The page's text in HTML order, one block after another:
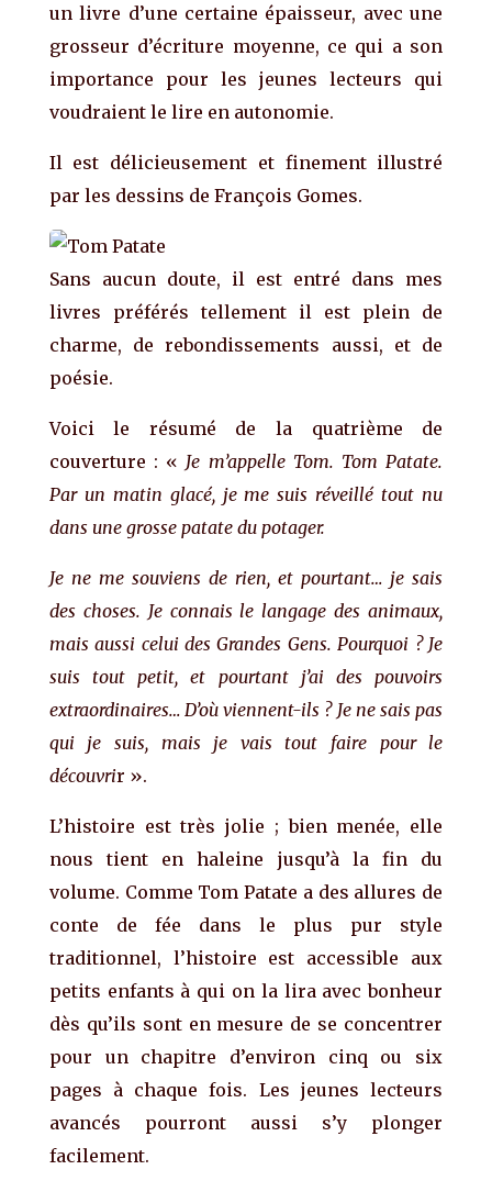
un livre d’une certaine épaisseur, avec une
grosseur d’écriture moyenne, ce qui a son
importance pour les jeunes lecteurs qui
voudraient le lire en autonomie.
Il est délicieusement et finement illustré
par les dessins de François Gomes.
Sans aucun doute, il est entré dans mes
livres préférés tellement il est plein de
charme, de rebondissements aussi, et de
poésie.
Voici le résumé de la quatrième de
couverture : « Je m’appelle Tom. Tom Patate.
Par un matin glacé, je me suis réveillé tout nu
dans une grosse patate du potager.
Je ne me souviens de rien, et pourtant… je sais
des choses. Je connais le langage des animaux,
mais aussi celui des Grandes Gens. Pourquoi ? Je
suis tout petit, et pourtant j’ai des pouvoirs
extraordinaires… D’où viennent-ils ? Je ne sais pas
qui je suis, mais je vais tout faire pour le
découvrir ».
L’histoire est très jolie ; bien menée, elle
nous tient en haleine jusqu’à la fin du
volume. Comme Tom Patate a des allures de
conte de fée dans le plus pur style
traditionnel, l’histoire est accessible aux
petits enfants à qui on la lira avec bonheur
dès qu’ils sont en mesure de se concentrer
pour un chapitre d’environ cinq ou six
pages à chaque fois. Les jeunes lecteurs
avancés pourront aussi s’y plonger
facilement.